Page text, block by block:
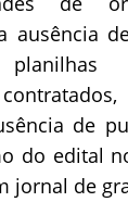
ausência
planilhas
de
do edital
jornal de